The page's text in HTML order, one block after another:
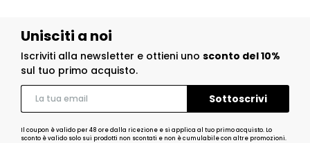
Unisciti a noi
Iscriviti alla newsletter e ottieni uno sconto del 10%
sul tuo primo acquisto.
Il coupon è valido per 48 ore dalla ricezione e si applica al tuo primo acquisto. Lo
sconto è valido solo sui prodotti non scontati e non è cumulabile con altre promozioni.